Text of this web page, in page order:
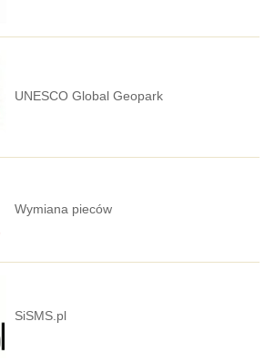
UNESCO Global Geopark
Wymiana pieców
SiSMS.pl